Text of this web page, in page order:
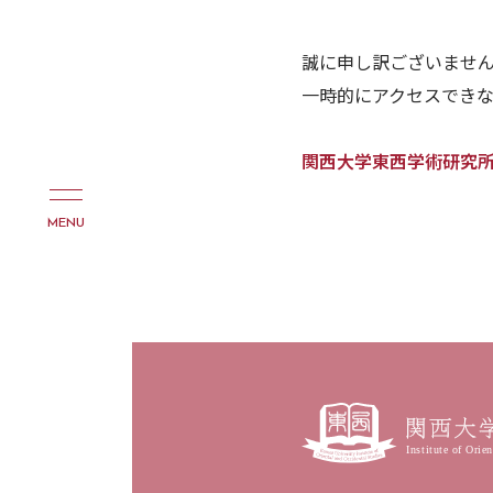
MENU
誠に申し訳ございませ
一時的にアクセスでき
関西大学東西学術研究